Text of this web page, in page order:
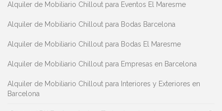
Alquiler de Mobiliario Chillout para Eventos El Maresme
Alquiler de Mobiliario Chillout para Bodas Barcelona
Alquiler de Mobiliario Chillout para Bodas El Maresme
Alquiler de Mobiliario Chillout para Empresas en Barcelona
Alquiler de Mobiliario Chillout para Interiores y Exteriores en
Barcelona